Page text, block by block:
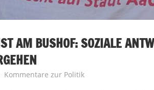
AM BUSHOF: SOZIALE
Recht auf Stadt Aachen
Kommentare zur Politik